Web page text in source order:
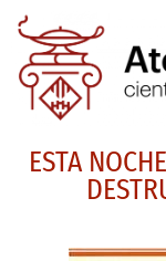
ESTA